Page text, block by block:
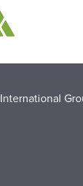
International